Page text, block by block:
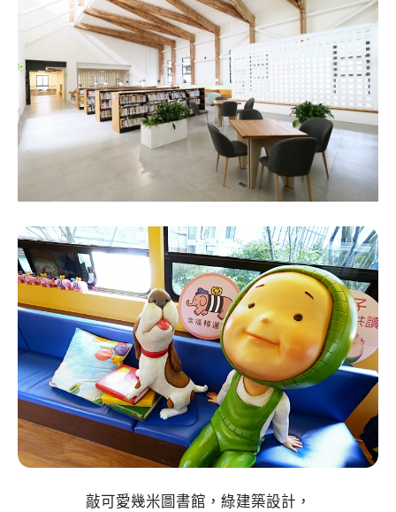
敲可愛幾米圖書館，綠建築設計，